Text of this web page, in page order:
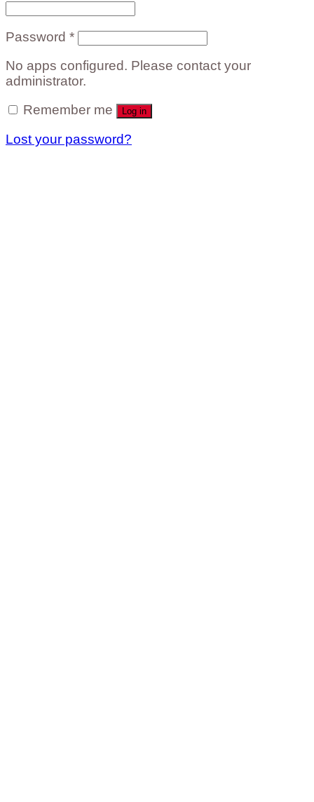
Password *
No apps configured. Please contact your
administrator.
Remember me
Log in
Lost your password?